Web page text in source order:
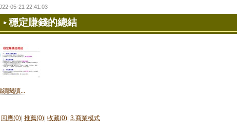
05-21 22:41:03
穩定賺錢的總結
續閱讀...
回應(0)| 推薦(0)| 收藏(0)| 3.商業模式